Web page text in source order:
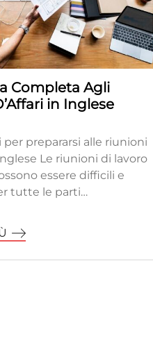
Completa Agli
in Inglese
per prepararsi alle riunioni
Le riunioni di lavoro
essere difficili e
tutte le parti…